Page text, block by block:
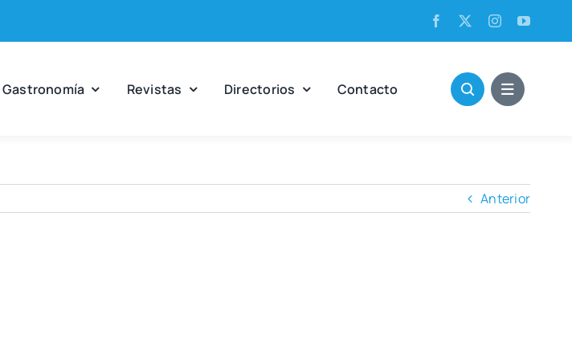
Gas­tro­no­mía Revis­tas Direc­to­rios Con­tac­to
Anterior